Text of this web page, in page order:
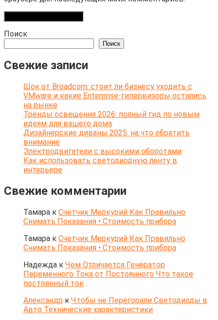
Поиск
Поиск
Свежие записи
Шок от Broadcom: стоит ли бизнесу уходить с
VMware и какие Enterprise-гипервизоры остались
на рынке
Тренды освещения 2026: полный гид по новым
идеям для вашего дома
Дизайнерские диваны 2025: на что обратить
внимание
Электродвигатели с высокими оборотами
Как использовать светодиодную ленту в
интерьере
Свежие комментарии
Тамара к Счетчик Меркурий Как Правильно
Снимать Показания • Стоимость прибора
Тамара к Счетчик Меркурий Как Правильно
Снимать Показания • Стоимость прибора
Надежда к Чем Отличается Генератор
Переменного Тока от Постоянного Что такое
постоянный ток
Александр к Чтобы не Перегорали Светодиоды в
Авто Технические характеристики